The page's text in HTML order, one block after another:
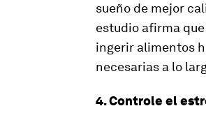
sueño de mejor
estudio afirma
ingerir alimentos
necesarias a lo
4. Controle el